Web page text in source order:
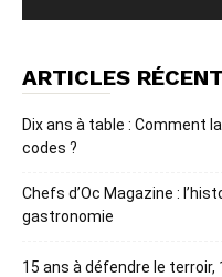
ARTICLES
Dix ans à table : Comment
codes ?
Chefs d’Oc Magazine :
gastronomie
15 ans à défendre le terroir,